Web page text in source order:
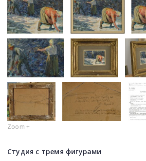
Zoom +
Студия с тремя фигурами